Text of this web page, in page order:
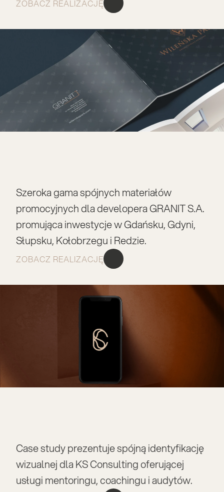
ZOBACZ REALIZACJĘ
Szeroka gama spójnych materiałów
promocyjnych dla developera GRANIT S.A.
promująca inwestycje w Gdańsku, Gdyni,
Słupsku, Kołobrzegu i Redzie.
ZOBACZ REALIZACJĘ
Case study prezentuje spójną identyfikację
wizualnej dla KS Consulting oferującej
usługi mentoringu, coachingu i audytów.